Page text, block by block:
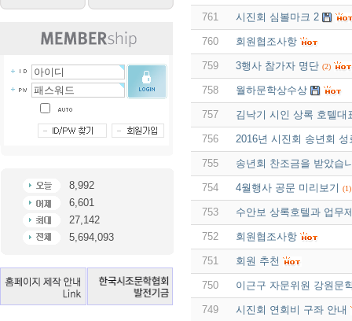
8,992
6,601
27,142
5,694,093
761 시진회 심볼마크 2
760 회원협조사항
759 3행사 참가자 명단 (2)
758 월하문학상수상
757 김낙기 시인 상록 호텔대
756 2016년 시진회 송년회
755 송년회 찬조금을 받았습
754 4월행사 공문 미리보기 (1)
753 수안보 상록호텔과 업무
752 회원협조사항
751 회원 추천
750 이근구 자문위원 강원문
749 시진회 연회비 구좌 안내